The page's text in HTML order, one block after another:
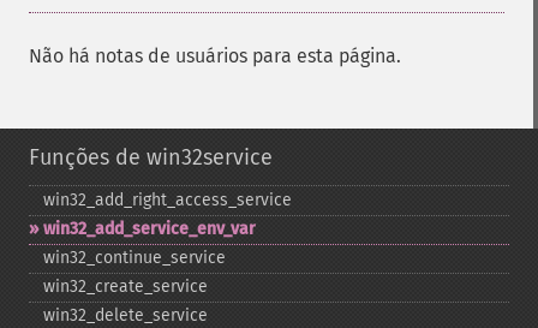
Não há notas de usuários para esta página.
Funções de win32service
win32_​add_​right_​access_​service
win32_​add_​service_​env_​var
win32_​continue_​service
win32_​create_​service
win32_​delete_​service